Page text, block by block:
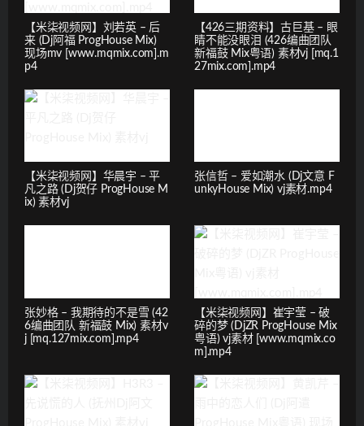
【米柒视频网】刘若英 – 后
来 (Dj阿福 ProgHouse Mix)
现场mv [www.mqmix.com].m
p4
【426三期资料】古巨基 – 眼
睛不能没眼泪 (426编曲团队
新福鼓 Mix粤语) 素材vj [mq.1
27mix.com].mp4
【米柒视频网】华晨宇 – 平
凡之路 (Dj贺仔 ProgHouse M
ix) 素材vj
张信哲 – 爱如潮水 (Dj文意 F
unkyHouse Mix) vj素材.mp4
张妙格 – 我期待的不是雪 (42
6编曲团队 新福鼓 Mix) 素材v
j [mq.127mix.com].mp4
【米柒视频网】崔宇莹 – 破
碎的梦 (DjZR ProgHouse Mix
粤语) vj素材 [www.mqmix.co
m].mp4